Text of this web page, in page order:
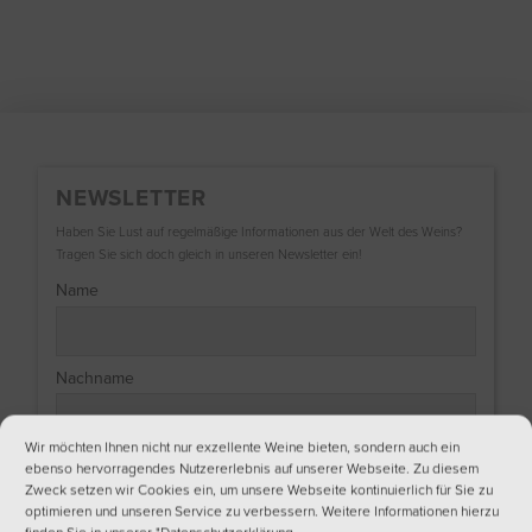
Wir möchten Ihnen nicht nur exzellente Weine bieten, sondern auch ein
ebenso hervorragendes Nutzererlebnis auf unserer Webseite. Zu diesem
Zweck setzen wir Cookies ein, um unsere Webseite kontinuierlich für Sie zu
optimieren und unseren Service zu verbessern. Weitere Informationen hierzu
NEWSLETTER
Haben Sie Lust auf regelmäßige Informationen aus der Welt des Weins?
Tragen Sie sich doch gleich in unseren Newsletter ein!
Name
Nachname
Email